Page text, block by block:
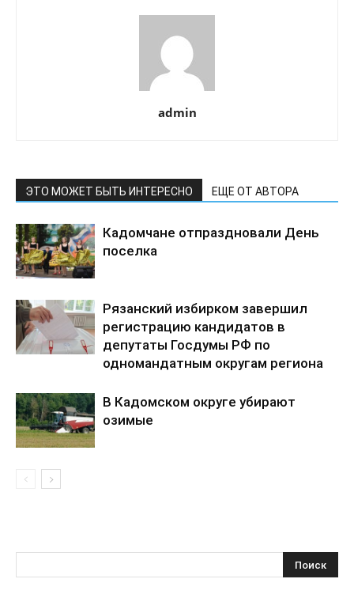
admin
ЭТО МОЖЕТ БЫТЬ ИНТЕРЕСНО ЕЩЕ ОТ АВТОРА
Кадомчане отпраздновали День
поселка
Рязанский избирком завершил
регистрацию кандидатов в
депутаты Госдумы РФ по
одномандатным округам региона
В Кадомском округе убирают
озимые